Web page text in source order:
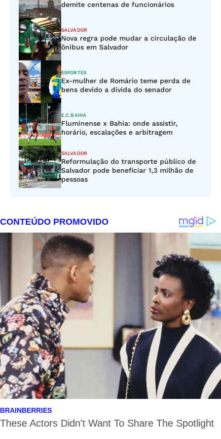
demite centenas de funcionários
SALVADOR
Nova regra pode mudar a circulação de
ônibus em Salvador
ESPORTES
Ex-mulher de Romário teme perda de
bens devido a dívida do senador
E.C.BAHIA
Fluminense x Bahia: onde assistir,
horário, escalações e arbitragem
SALVADOR
Reformulação do transporte público de
Salvador pode beneficiar 1,3 milhão de
pessoas